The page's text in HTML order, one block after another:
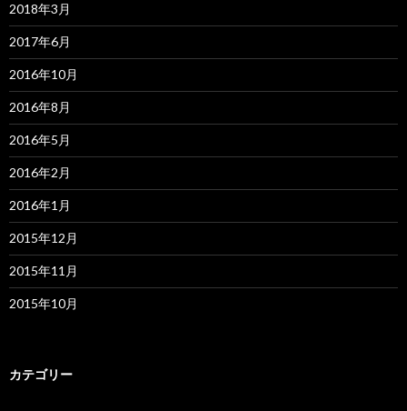
2018年3月
2017年6月
2016年10月
2016年8月
2016年5月
2016年2月
2016年1月
2015年12月
2015年11月
2015年10月
カテゴリー